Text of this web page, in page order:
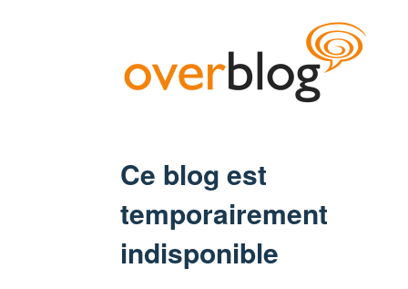
Ce blog est
temporairement
indisponible